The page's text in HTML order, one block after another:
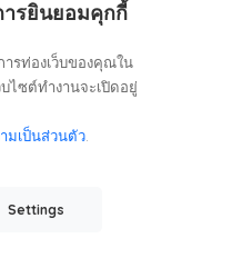
ารยินยอมคุกกี้
ารท่องเว็บของคุณใน
บไซต์ทำงานจะเปิดอยู่
มเป็นส่วนตัว.
Active)
properly.
Settings